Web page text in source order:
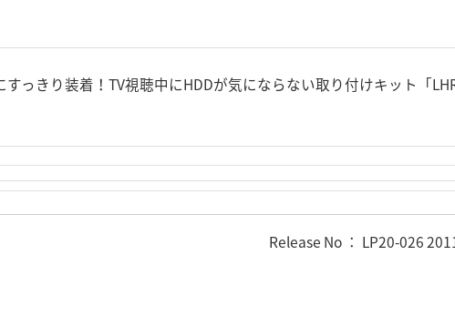
すっきり装着！TV視聴中にHDDが気にならない取り付けキット「
Release No ： LP20-026